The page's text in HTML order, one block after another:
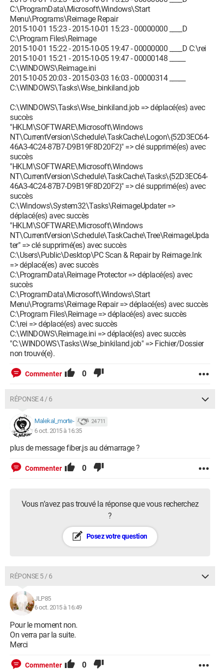
C:\ProgramData\Microsoft\Windows\Start
Menu\Programs\Reimage Repair
2015-10-01 15:23 - 2015-10-01 15:23 - 00000000 ____D
C:\Program Files\Reimage
2015-10-01 15:22 - 2015-10-05 19:47 - 00000000 ____D C:\rei
2015-10-01 15:21 - 2015-10-05 19:47 - 00000148 _____
C:\WINDOWS\Reimage.ini
2015-10-05 20:03 - 2015-03-03 16:03 - 00000314 _____
C:\WINDOWS\Tasks\Wse_binkiland.job
C:\WINDOWS\Tasks\Wse_binkiland.job => déplacé(es) avec
succès
"HKLM\SOFTWARE\Microsoft\Windows
NT\CurrentVersion\Schedule\TaskCache\Logon\{52D3EC64-
46A3-4C24-87B7-D9B19F8D20F2}" => clé supprimé(es) avec
succès
"HKLM\SOFTWARE\Microsoft\Windows
NT\CurrentVersion\Schedule\TaskCache\Tasks\{52D3EC64-
46A3-4C24-87B7-D9B19F8D20F2}" => clé supprimé(es) avec
succès
C:\Windows\System32\Tasks\ReimageUpdater =>
déplacé(es) avec succès
"HKLM\SOFTWARE\Microsoft\Windows
NT\CurrentVersion\Schedule\TaskCache\Tree\ReimageUpda
ter" => clé supprimé(es) avec succès
C:\Users\Public\Desktop\PC Scan & Repair by Reimage.lnk
=> déplacé(es) avec succès
C:\ProgramData\Reimage Protector => déplacé(es) avec
succès
C:\ProgramData\Microsoft\Windows\Start
Menu\Programs\Reimage Repair => déplacé(es) avec succès
C:\Program Files\Reimage => déplacé(es) avec succès
C:\rei => déplacé(es) avec succès
C:\WINDOWS\Reimage.ini => déplacé(es) avec succès
"C:\WINDOWS\Tasks\Wse_binkiland.job" => Fichier/Dossier
non trouvé(e).
Commenter 0
RÉPONSE 4 / 6
Malekal_morte- 24 711
6 oct. 2015 à 16:35
plus de message fiber.js au démarrage ?
Commenter 0
Vous n’avez pas trouvé la réponse que vous recherchez
?
Posez votre question
RÉPONSE 5 / 6
JLP85
6 oct. 2015 à 16:49
Pour le moment non.
On verra par la suite.
Merci
Commenter 0